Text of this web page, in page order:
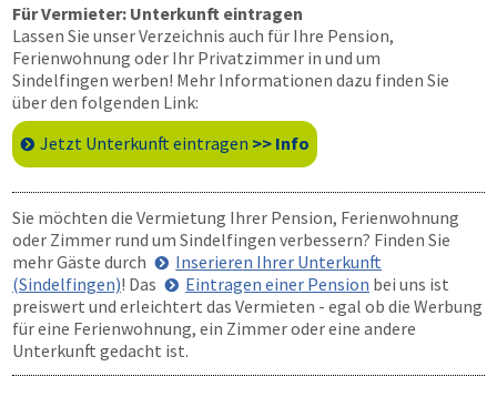
Für Vermieter: Unterkunft eintragen
Lassen Sie unser Verzeichnis auch für Ihre Pension,
Ferienwohnung oder Ihr Privatzimmer in und um
Sindelfingen werben! Mehr Informationen dazu finden Sie
über den folgenden Link:
Jetzt Unterkunft eintragen >> Info
Sie möchten die Vermietung Ihrer Pension, Ferienwohnung
oder Zimmer rund um Sindelfingen verbessern? Finden Sie
mehr Gäste durch
Inserieren Ihrer Unterkunft
(Sindelfingen)! Das Eintragen einer Pension bei uns ist
preiswert und erleichtert das Vermieten - egal ob die Werbung
für eine Ferienwohnung, ein Zimmer oder eine andere
Unterkunft gedacht ist.